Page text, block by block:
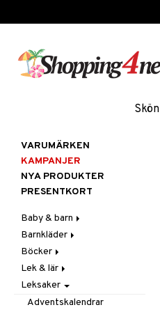
VARUMÄRKEN
KAMPANJER
NYA PRODUKTER
PRESENTKORT
Baby & barn
Accessoarer
För håret
Hattar & Mössor
Övrigt
Plånböcker
Aktivitet
Babygym
Babysitters
Bit & Skallra
Äta
Barnservis
Haklappar
Badrockar & Handdukar
Barnvagnstillbehör
Barnkläder
Accessoarer
Kepsar & Solhattar
Badkläder & UV-kläder
Klänningar
Nederdelar
Böcker
Dagböcker
Läs & Lär
Målarböcker
Lek & lär
Experiment
Inlärningsspel
Leksaker
Adventskalendrar